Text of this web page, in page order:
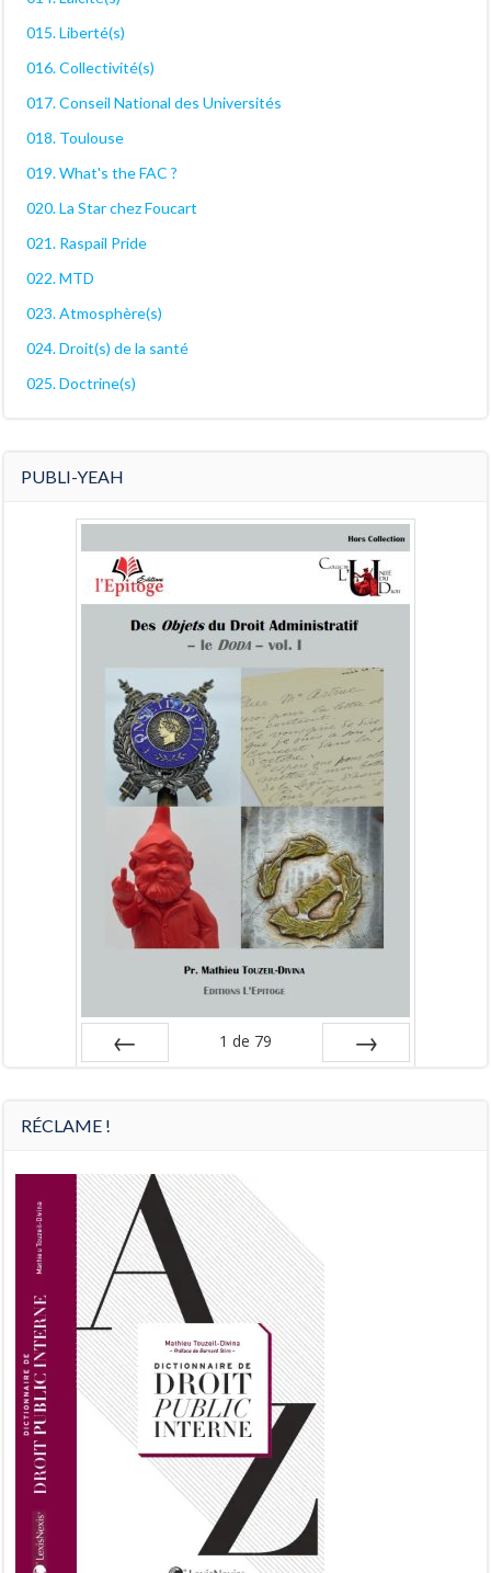
015. Liberté(s)
016. Collectivité(s)
017. Conseil National des Universités
018. Toulouse
019. What's the FAC ?
020. La Star chez Foucart
021. Raspail Pride
022. MTD
023. Atmosphère(s)
024. Droit(s) de la santé
025. Doctrine(s)
PUBLI-YEAH
1 de 79
RÉCLAME !